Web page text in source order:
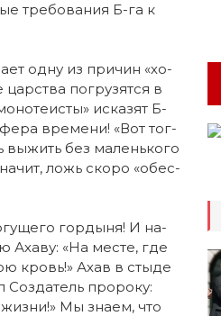
тре­бо­ва­ния Б-га к
од­ну из при­чин «хо­
по­гру­зят­ся в
ис­ка­зят Б-
вре­ме­ни! «Вот тог­
вы­жить без ма­лень­ко­го
ложь ско­ро «обес­
гор­ды­ня! И на­
«На мес­те, где
кровь!» Ахав в сты­де
Соз­да­тель про­ро­ку:
Мы зна­ем, что